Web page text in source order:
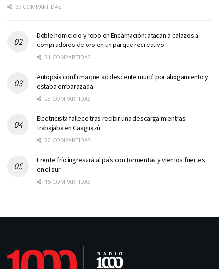
39 COMPARTIDAS
Doble homicidio y robo en Encarnación: atacan a balazos a
compradores de oro en un parque recreativo
31 COMPARTIDAS
Autopsia confirma que adolescente murió por ahogamiento y
estaba embarazada
23 COMPARTIDAS
Electricista fallece tras recibir una descarga mientras
trabajaba en Caaguazú
22 COMPARTIDAS
Frente frío ingresará al país con tormentas y vientos fuertes
en el sur
15 COMPARTIDAS